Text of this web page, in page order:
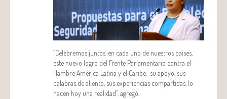
“Celebremos juntos, en cada uno de nuestros países,
este nuevo logro del Frente Parlamentario contra el
Hambre América Latina y el Caribe, su apoyo, sus
palabras de aliento, sus experiencias compartidas, lo
hacen hoy una realidad”, agregó.